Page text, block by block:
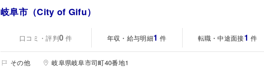
岐阜市（City of Gifu）
口コミ・評判0 件 年収・給与明細1 件 転職・中途面接1 件
その他 岐阜県岐阜市司町40番地1